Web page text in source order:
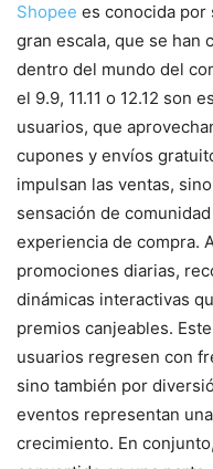
Shopee es conocida por
gran escala, que se han
dentro del mundo del
el 9.9, 11.11 o 12.12 son
usuarios, que
cupones y envíos
impulsan las ventas,
sensación de
experiencia de compra.
promociones diarias,
dinámicas interactivas
premios canjeables.
usuarios regresen con
sino también por
eventos representan
crecimiento. En